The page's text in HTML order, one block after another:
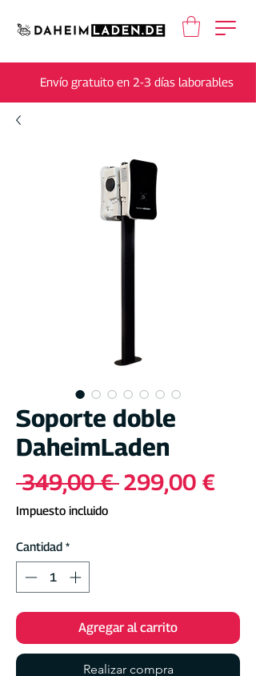
Envío gratuito en 2-3 días laborables
Soporte doble
DaheimLaden
349,00 € Precio
299,00 €
Impuesto incluido
Cantidad *
Agregar al carrito
Realizar compra